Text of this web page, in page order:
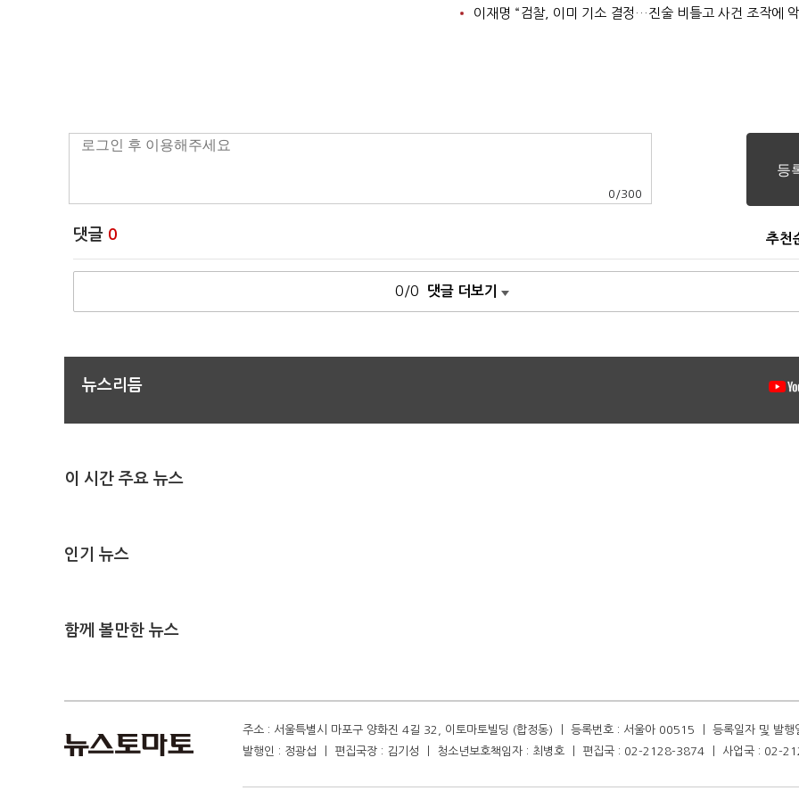
이재명 “검찰, 이미 기소 결정…진술 비틀고 사건 조작에
0 /300
댓글 0 추천
0/0 댓글 더보기
뉴스리듬
이 시간 주요 뉴스
인기 뉴스
함께 볼만한 뉴스
주소 : 서울특별시 마포구 양화진 4길 32, 이토마토빌딩 (합정동) ㅣ 등록번호 : 서울아 00515 ㅣ 등록일자 및 발
발행인 : 정광섭 ㅣ 편집국장 : 김기성 ㅣ 청소년보호책임자 : 최병호 ㅣ 편집국 : 02-2128-3874 ㅣ 사업국 : 02-